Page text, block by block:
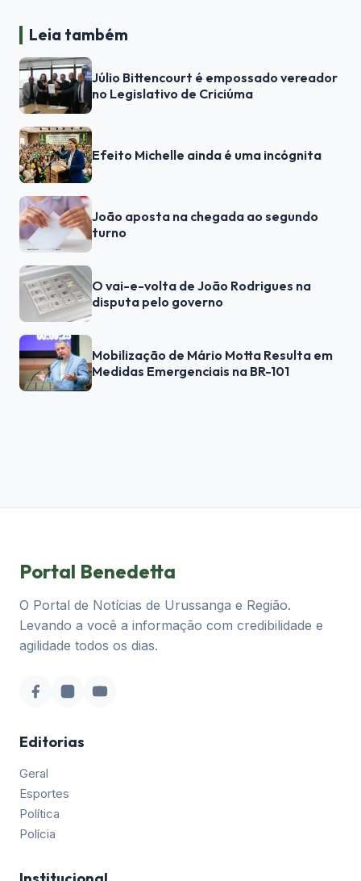
Leia também
Júlio Bittencourt é empossado vereador
no Legislativo de Criciúma
Efeito Michelle ainda é uma incógnita
João aposta na chegada ao segundo
turno
O vai-e-volta de João Rodrigues na
disputa pelo governo
Mobilização de Mário Motta Resulta em
Medidas Emergenciais na BR-101
Portal Benedetta
O Portal de Notícias de Urussanga e Região.
Levando a você a informação com credibilidade e
agilidade todos os dias.
Editorias
Geral
Esportes
Política
Polícia